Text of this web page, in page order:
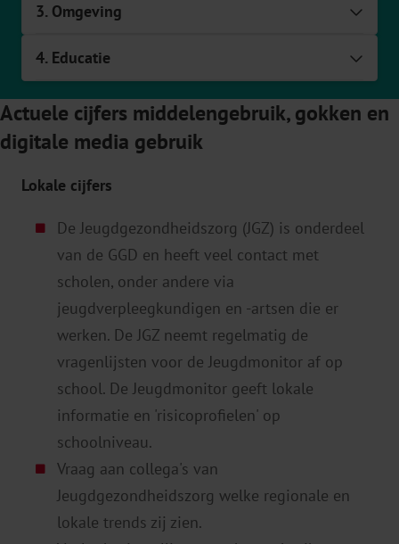
3. Omgeving
4. Educatie
Actuele cijfers middelengebruik, gokken en
digitale media gebruik
Lokale cijfers
De Jeugdgezondheidszorg (JGZ) is onderdeel
van de GGD en heeft veel contact met
scholen, onder andere via
jeugdverpleegkundigen en -artsen die er
werken. De JGZ neemt regelmatig de
vragenlijsten voor de Jeugdmonitor af op
school. De Jeugdmonitor geeft lokale
informatie en 'risicoprofielen' op
schoolniveau.
Vraag aan collega's van
Jeugdgezondheidszorg welke regionale en
lokale trends zij zien.